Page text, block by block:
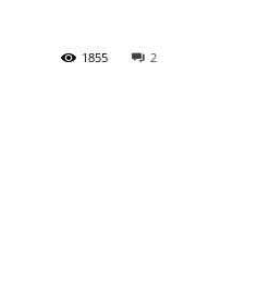
2
1855